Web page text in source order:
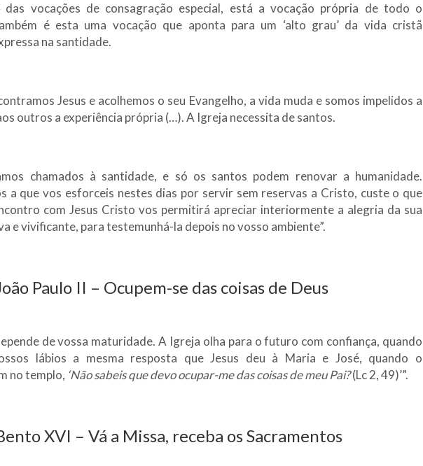
das vocações de consagração especial, está a vocação própria de todo o
é esta uma vocação que aponta para um ‘alto grau’ da vida cristã
na santidade.
Jesus e acolhemos o seu Evangelho, a vida muda e somos impelidos a
outros a experiência própria (…). A Igreja necessita de santos.
chamados à santidade, e só os santos podem renovar a humanidade.
a que vos esforceis nestes dias por servir sem reservas a Cristo, custe o que
com Jesus Cristo vos permitirá apreciar interiormente a alegria da sua
e vivificante, para testemunhá-la depois no vosso ambiente”.
Paulo II – Ocupem-se das coisas de Deus
de vossa maturidade. A Igreja olha para o futuro com confiança, quando
lábios a mesma resposta que Jesus deu à Maria e José, quando o
no templo, ‘Não sabeis que devo ocupar-me das coisas de meu Pai?(Lc 2, 49)’”.
XVI – Vá a Missa, receba os Sacramentos